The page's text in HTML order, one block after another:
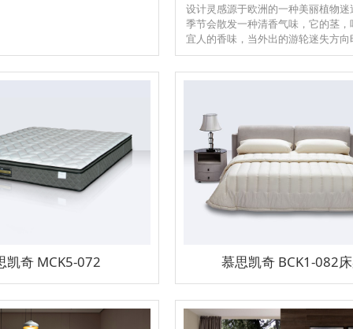
设计灵感源于欧洲的一种美丽植物
季节会散发一种清香气味，它的茎
宜人的香味，当外出的游轮迷失方
水手可以凭借着浓浓的香气寻找到
意家永远都是我们爱的港湾
凯奇 MCK5-072 慕思凯奇 BCK1-082